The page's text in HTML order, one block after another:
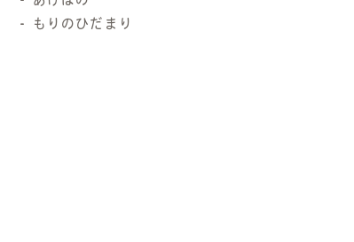
もりのひだまり